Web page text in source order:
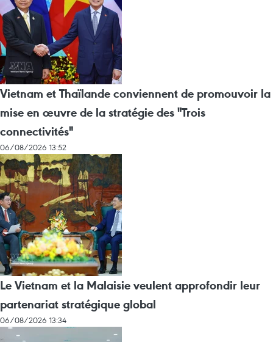
Vietnam et Thaïlande conviennent de promouvoir la
mise en œuvre de la stratégie des "Trois
connectivités"
06/08/2026 13:52
Le Vietnam et la Malaisie veulent approfondir leur
partenariat stratégique global
06/08/2026 13:34